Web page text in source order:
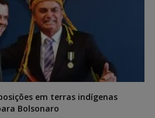
em terras indígenas
Bolsonaro